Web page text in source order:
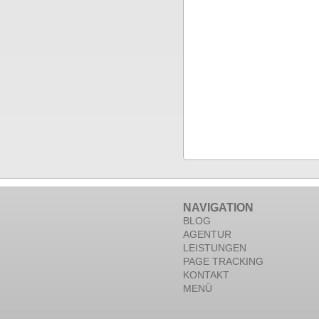
NAVIGATION
BLOG
AGENTUR
LEISTUNGEN
PAGE TRACKING
KONTAKT
MENÜ